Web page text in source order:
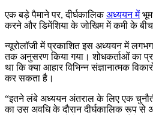
एक बड़े पैमाने पर, दीर्घकालिकअध्ययन में
करने और डिमेंशिया के जोखिम में कमी के बीच
न्यूरोलॉजी में प्रकाशित इस अध्ययन में
तक अनुसरण किया गया। शोधकर्ताओं का
था कि क्या आहार विभिन्न संज्ञानात्मक
कर सकता है।
इतने लंबे अध्ययन अंतराल के लिए एक
का उस अवधि के दौरान दीर्घकालिक रूप से